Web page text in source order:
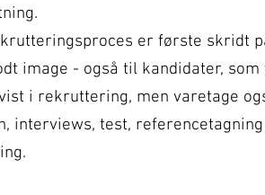
er første skridt
image - også til kandidater, som
i rekruttering, men varetage
interviews, test,